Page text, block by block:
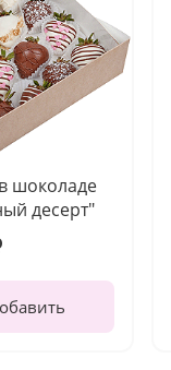
шоколаде
десерт"